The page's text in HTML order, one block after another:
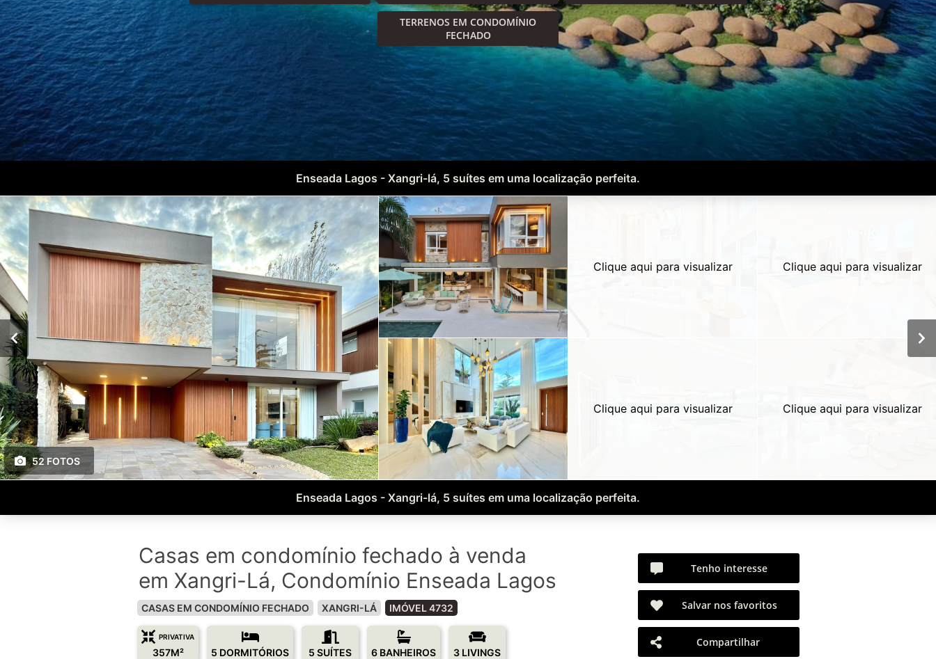
TERRENOS EM CONDOMÍNIO
FECHADO
Enseada Lagos - Xangri-lá, 5 suítes em uma localização perfeita.
52 FOTOS
Clique aqui para visualizar
Clique aqui para visualizar
Clique aqui para visualizar
Clique aqui para visualizar
Enseada Lagos - Xangri-lá, 5 suítes em uma localização perfeita.
Casas em condomínio fechado à venda
em Xangri-Lá, Condomínio Enseada Lagos
CASAS EM CONDOMÍNIO FECHADO XANGRI-LÁ IMÓVEL 4732
PRIVATIVA
357M² 5 DORMITÓRIOS 5 SUÍTES 6 BANHEIROS 3 LIVINGS
Tenho interesse
Salvar nos favoritos
Compartilhar